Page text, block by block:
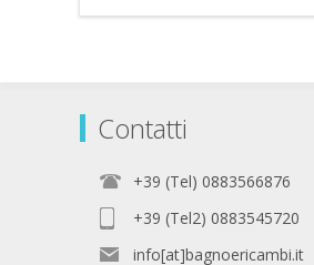
Contatti
+39 (Tel) 0883566876
+39 (Tel2) 0883545720
info[at]bagnoericambi.it